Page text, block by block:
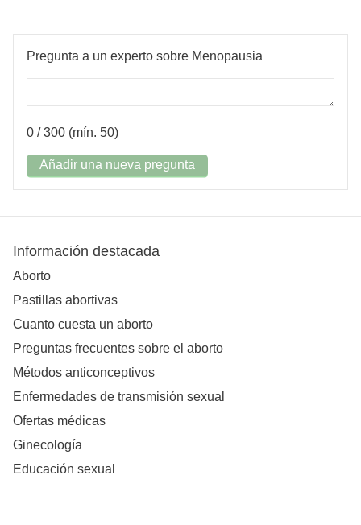
Pregunta a un experto sobre Menopausia
0 / 300 (mín. 50)
Añadir una nueva pregunta
Información destacada
Aborto
Pastillas abortivas
Cuanto cuesta un aborto
Preguntas frecuentes sobre el aborto
Métodos anticonceptivos
Enfermedades de transmisión sexual
Ofertas médicas
Ginecología
Educación sexual